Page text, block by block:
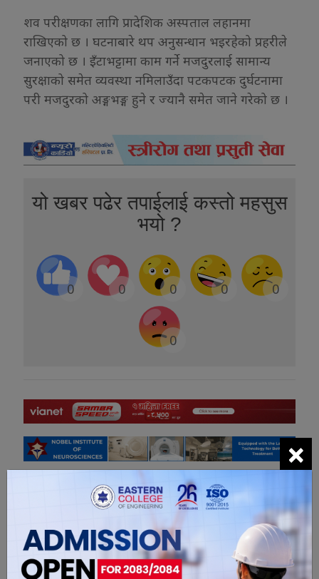
शव परीक्षणका लागि प्रादेशिक अस्पताल लहानमा
राखिएको छ । घटनाबारे थप अनुसन्धान भइरहेको प्रहरीले
जनाएको छ । इँटाभट्टामा काम गर्ने मजदुरलाई सामान्य
सुरक्षाको समेत व्यवस्था नमिलाउँदा पटकपटक दुर्घटनामा
परी मजदुरको अङ्गभङ्ग हुने र ज्यानै समेत जाने गरेको छ ।
यो खबर पढेर तपाईलाई कस्तो महसुस
भयो ?
0 0 0 0 0
0
×